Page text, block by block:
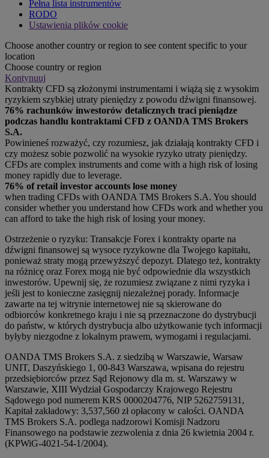
Pełna lista instrumentów
RODO
Ustawienia plików cookie
Choose another country or region to see content specific to your
location
Choose country or region
Kontynuuj
Kontrakty CFD są złożonymi instrumentami i wiążą się z wysokim
ryzykiem szybkiej utraty pieniędzy z powodu dźwigni finansowej.
76% rachunków inwestorów detalicznych traci pieniądze
podczas handlu kontraktami CFD z OANDA TMS Brokers
S.A.
Powinieneś rozważyć, czy rozumiesz, jak działają kontrakty CFD i
czy możesz sobie pozwolić na wysokie ryzyko utraty pieniędzy.
CFDs are complex instruments and come with a high risk of losing
money rapidly due to leverage.
76% of retail investor accounts lose money
when trading CFDs with OANDA TMS Brokers S.A. You should
consider whether you understand how CFDs work and whether you
can afford to take the high risk of losing your money.
Ostrzeżenie o ryzyku: Transakcje Forex i kontrakty oparte na
dźwigni finansowej są wysoce ryzykowne dla Twojego kapitału,
ponieważ straty mogą przewyższyć depozyt. Dlatego też, kontrakty
na różnicę oraz Forex mogą nie być odpowiednie dla wszystkich
inwestorów. Upewnij się, że rozumiesz związane z nimi ryzyka i
jeśli jest to konieczne zasięgnij niezależnej porady. Informacje
zawarte na tej witrynie internetowej nie są skierowane do
odbiorców konkretnego kraju i nie są przeznaczone do dystrybucji
do państw, w których dystrybucja albo użytkowanie tych informacji
byłyby niezgodne z lokalnym prawem, wymogami i regulacjami.
OANDA TMS Brokers S.A. z siedzibą w Warszawie, Warsaw
UNIT, Daszyńskiego 1, 00-843 Warszawa, wpisana do rejestru
przedsiębiorców przez Sąd Rejonowy dla m. st. Warszawy w
Warszawie, XIII Wydział Gospodarczy Krajowego Rejestru
Sądowego pod numerem KRS 0000204776, NIP 5262759131,
Kapitał zakładowy: 3,537,560 zł opłacony w całości. OANDA
TMS Brokers S.A. podlega nadzorowi Komisji Nadzoru
Finansowego na podstawie zezwolenia z dnia 26 kwietnia 2004 r.
(KPWiG-4021-54-1/2004).